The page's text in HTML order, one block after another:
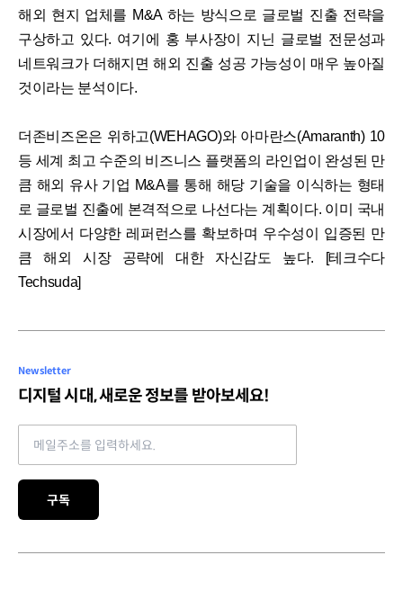
해외 현지 업체를 M&A 하는 방식으로 글로벌 진출 전략을
구상하고 있다. 여기에 홍 부사장이 지닌 글로벌 전문성과
네트워크가 더해지면 해외 진출 성공 가능성이 매우 높아질
것이라는 분석이다.
더존비즈온은 위하고(WEHAGO)와 아마란스(Amaranth) 10
등 세계 최고 수준의 비즈니스 플랫폼의 라인업이 완성된 만
큼 해외 유사 기업 M&A를 통해 해당 기술을 이식하는 형태
로 글로벌 진출에 본격적으로 나선다는 계획이다. 이미 국내
시장에서 다양한 레퍼런스를 확보하며 우수성이 입증된 만
큼 해외 시장 공략에 대한 자신감도 높다. [테크수다
Techsuda]
Newsletter
디지털 시대, 새로운 정보를 받아보세요!
구독